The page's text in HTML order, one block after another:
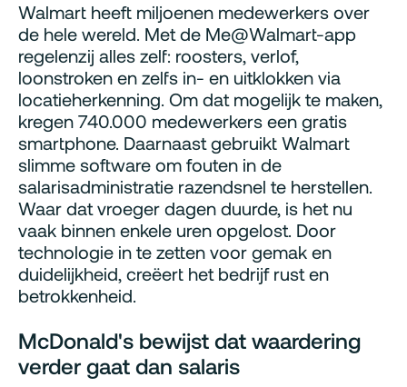
Walmart heeft miljoenen medewerkers over
de hele wereld. Met de Me@Walmart-app
regelenzij alles zelf: roosters, verlof,
loonstroken en zelfs in- en uitklokken via
locatieherkenning. Om dat mogelijk te maken,
kregen 740.000 medewerkers een gratis
smartphone. Daarnaast gebruikt Walmart
slimme software om fouten in de
salarisadministratie razendsnel te herstellen.
Waar dat vroeger dagen duurde, is het nu
vaak binnen enkele uren opgelost. Door
technologie in te zetten voor gemak en
duidelijkheid, creëert het bedrijf rust en
betrokkenheid.
McDonald's bewijst dat waardering
verder gaat dan salaris